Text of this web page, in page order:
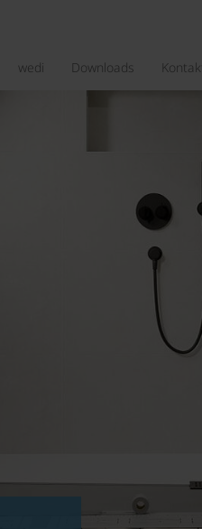
wedi Downloads